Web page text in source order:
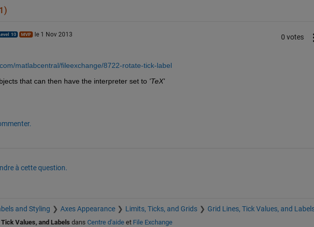
le 1 Nov 2013 0 votes
matlabcentral/fileexchange/8722-rotate-tick-label
that can then have the interpreter set to 'TeX'
à cette question.
and Styling Axes Appearance Limits, Ticks, and Grids Grid Lines, Tick Values, and
Values, and Labels dans Centre d'aideet File Exchange